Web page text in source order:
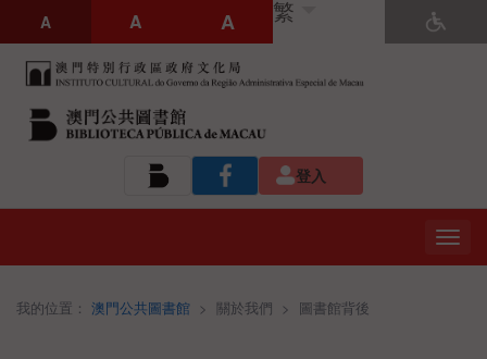
A A A 繁
登入
我的位置： 澳門公共圖書館 > 關於我們 > 圖書館背後